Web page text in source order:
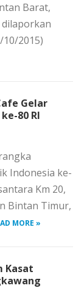
Barat,
2015)
Gelar
80 RI
Indonesia ke-
Km 20,
Bintan Timur,
MORE »
Kasat